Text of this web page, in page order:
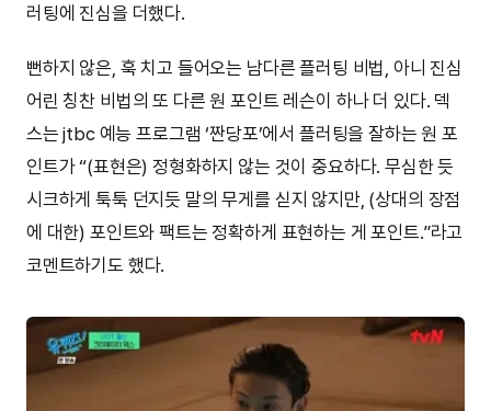
러팅에 진심을 더했다.
뻔하지 않은, 훅 치고 들어오는 남다른 플러팅 비법, 아니 진심
어린 칭찬 비법의 또 다른 원 포인트 레슨이 하나 더 있다. 덱
스는 jtbc 예능 프로그램 ‘짠당포’에서 플러팅을 잘하는 원 포
인트가 “(표현은) 정형화하지 않는 것이 중요하다. 무심한 듯
시크하게 툭툭 던지듯 말의 무게를 싣지 않지만, (상대의 장점
에 대한) 포인트와 팩트는 정확하게 표현하는 게 포인트.”라고
코멘트하기도 했다.